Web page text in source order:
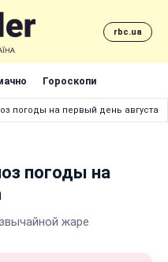
rbc.ua
Гороскопи
погоды на первый день августа
погоды на
жаре